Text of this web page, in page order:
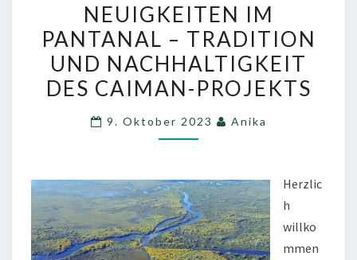
IM
PANTANAL
–
TRADITION
NACHHALTIGKEIT
PROJEKTS
NEUIGKEITEN IM
PANTANAL – TRADITION
UND NACHHALTIGKEIT
DES CAIMAN-PROJEKTS
9. Oktober 2023 Anika
Herzlic
h
willko
mmen